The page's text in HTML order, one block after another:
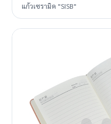
แก้วเซรามิค "SISB"